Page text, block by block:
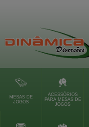
MESAS DE
JOGOS
ACESSÓRIOS
PARA MESAS DE
JOGOS